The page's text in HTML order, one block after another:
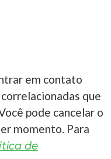
em contato
que
pode cancelar o
momento. Para
de